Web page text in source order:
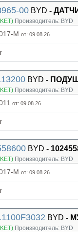
00 BYD -
Производитель: BYD
M от: 09.08.26
BYD -
Производитель: BYD
от: 09.08.26
BYD -
Производитель: BYD
M от: 09.08.26
BYD -
Производитель: BYD